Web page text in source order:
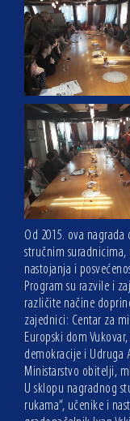
Od 2015. ova
stručnim
nastojanja i
Program su razvile i
različite načine
zajednici: Centar za
Europski dom
demokracije i Udruga
Ministarstvo obitelji,
U sklopu nagradnog
rukama“, učenike i